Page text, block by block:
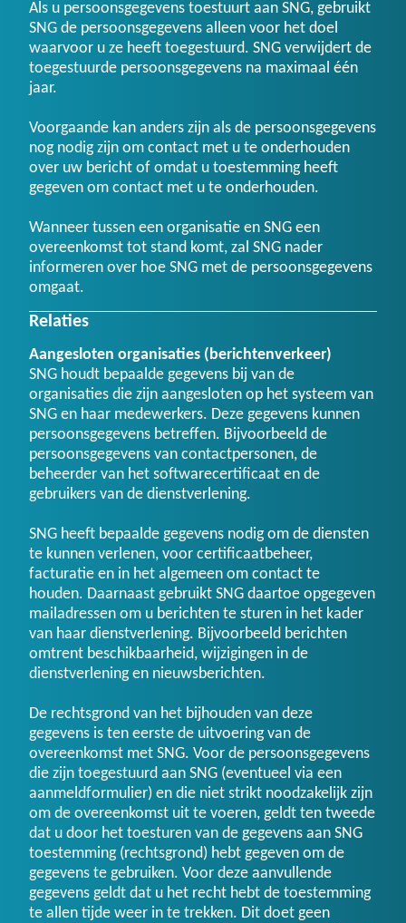
Als u persoonsgegevens toestuurt aan SNG, gebruikt
SNG de persoonsgegevens alleen voor het doel
waarvoor u ze heeft toegestuurd. SNG verwijdert de
toegestuurde persoonsgegevens na maximaal één
jaar.
Voorgaande kan anders zijn als de persoonsgegevens
nog nodig zijn om contact met u te onderhouden
over uw bericht of omdat u toestemming heeft
gegeven om contact met u te onderhouden.
Wanneer tussen een organisatie en SNG een
overeenkomst tot stand komt, zal SNG nader
informeren over hoe SNG met de persoonsgegevens
omgaat.
Relaties
Aangesloten organisaties (berichtenverkeer)
SNG houdt bepaalde gegevens bij van de
organisaties die zijn aangesloten op het systeem van
SNG en haar medewerkers. Deze gegevens kunnen
persoonsgegevens betreffen. Bijvoorbeeld de
persoonsgegevens van contactpersonen, de
beheerder van het softwarecertificaat en de
gebruikers van de dienstverlening.
SNG heeft bepaalde gegevens nodig om de diensten
te kunnen verlenen, voor certificaatbeheer,
facturatie en in het algemeen om contact te
houden. Daarnaast gebruikt SNG daartoe opgegeven
mailadressen om u berichten te sturen in het kader
van haar dienstverlening. Bijvoorbeeld berichten
omtrent beschikbaarheid, wijzigingen in de
dienstverlening en nieuwsberichten.
De rechtsgrond van het bijhouden van deze
gegevens is ten eerste de uitvoering van de
overeenkomst met SNG. Voor de persoonsgegevens
die zijn toegestuurd aan SNG (eventueel via een
aanmeldformulier) en die niet strikt noodzakelijk zijn
om de overeenkomst uit te voeren, geldt ten tweede
dat u door het toesturen van de gegevens aan SNG
toestemming (rechtsgrond) hebt gegeven om de
gegevens te gebruiken. Voor deze aanvullende
gegevens geldt dat u het recht hebt de toestemming
te allen tijde weer in te trekken. Dit doet geen